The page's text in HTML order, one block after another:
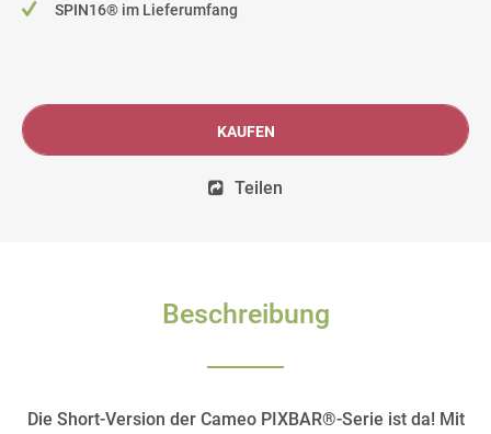
SPIN16® im Lieferumfang
KAUFEN
Teilen
Beschreibung
Die Short-Version der Cameo PIXBAR®-Serie ist da! Mit